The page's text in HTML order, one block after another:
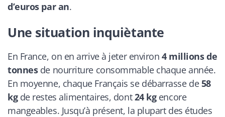
d’euros par an.
Une situation inquiètante
En France, on en arrive à jeter environ 4 millions de
tonnesde nourriture consommable chaque année.
En moyenne, chaque Français se débarrasse de58
kgde restes alimentaires, dont24 kgencore
mangeables. Jusqu’à présent, la plupart des études